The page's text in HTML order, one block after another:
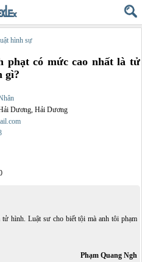
hình sự
phạt có mức cao nhất là tử
gì?
Dương, Hải Dương
hình. Luật sư cho biết tội mà anh tôi phạm
Phạm Quang Ngh